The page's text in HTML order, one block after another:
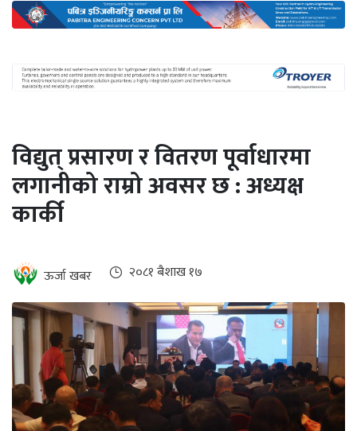
ऊर्जा
दक्षता
खबर
हरित
हाइड्रोजन
सम्पादकीय
बैंक
पर्यटन
भिडियो
छापा
विद्युत् प्रसारण र वितरण पूर्वाधारमा
लगानीको राम्रो अवसर छ : अध्यक्ष
कार्की
ऊर्जा खबर २०८१ ब‌ैशाख १७